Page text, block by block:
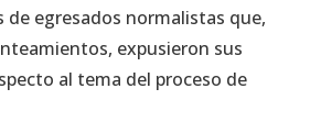
de egresados normalistas que,
expusieron sus
al tema del proceso de